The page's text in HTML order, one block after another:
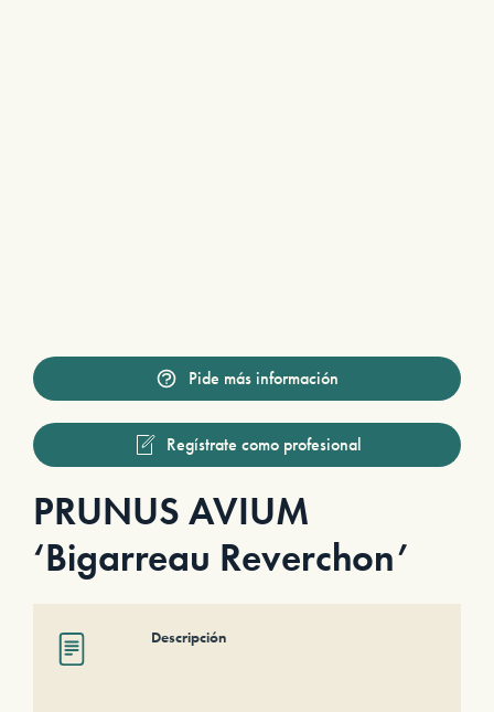
Pide más información
Regístrate como profesional
PRUNUS AVIUM
‘Bigarreau Reverchon’
Descripción